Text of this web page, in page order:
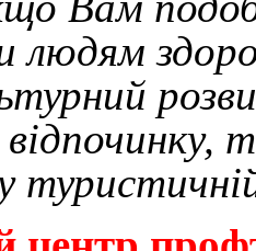
людям
відпочинку,